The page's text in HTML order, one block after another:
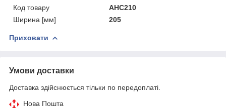
Код товару
AHC210
Ширина [мм]
205
Приховати
Умови доставки
Доставка здійснюється тільки по передоплаті.
Нова Пошта